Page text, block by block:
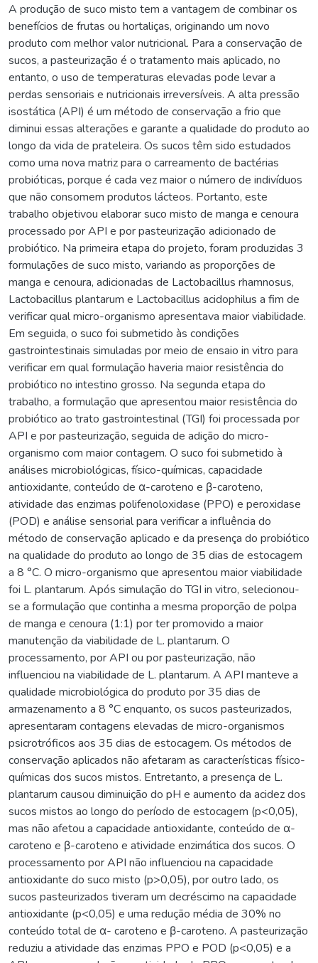
A produção de suco misto tem a vantagem de combinar os
benefícios de frutas ou hortaliças, originando um novo
produto com melhor valor nutricional. Para a conservação de
sucos, a pasteurização é o tratamento mais aplicado, no
entanto, o uso de temperaturas elevadas pode levar a
perdas sensoriais e nutricionais irreversíveis. A alta pressão
isostática (API) é um método de conservação a frio que
diminui essas alterações e garante a qualidade do produto ao
longo da vida de prateleira. Os sucos têm sido estudados
como uma nova matriz para o carreamento de bactérias
probióticas, porque é cada vez maior o número de indivíduos
que não consomem produtos lácteos. Portanto, este
trabalho objetivou elaborar suco misto de manga e cenoura
processado por API e por pasteurização adicionado de
probiótico. Na primeira etapa do projeto, foram produzidas 3
formulações de suco misto, variando as proporções de
manga e cenoura, adicionadas de Lactobacillus rhamnosus,
Lactobacillus plantarum e Lactobacillus acidophilus a fim de
verificar qual micro-organismo apresentava maior viabilidade.
Em seguida, o suco foi submetido às condições
gastrointestinais simuladas por meio de ensaio in vitro para
verificar em qual formulação haveria maior resistência do
probiótico no intestino grosso. Na segunda etapa do
trabalho, a formulação que apresentou maior resistência do
probiótico ao trato gastrointestinal (TGI) foi processada por
API e por pasteurização, seguida de adição do micro-
organismo com maior contagem. O suco foi submetido à
análises microbiológicas, físico-químicas, capacidade
antioxidante, conteúdo de α-caroteno e β-caroteno,
atividade das enzimas polifenoloxidase (PPO) e peroxidase
(POD) e análise sensorial para verificar a influência do
método de conservação aplicado e da presença do probiótico
na qualidade do produto ao longo de 35 dias de estocagem
a 8 °C. O micro-organismo que apresentou maior viabilidade
foi L. plantarum. Após simulação do TGI in vitro, selecionou-
se a formulação que continha a mesma proporção de polpa
de manga e cenoura (1:1) por ter promovido a maior
manutenção da viabilidade de L. plantarum. O
processamento, por API ou por pasteurização, não
influenciou na viabilidade de L. plantarum. A API manteve a
qualidade microbiológica do produto por 35 dias de
armazenamento a 8 °C enquanto, os sucos pasteurizados,
apresentaram contagens elevadas de micro-organismos
psicrotróficos aos 35 dias de estocagem. Os métodos de
conservação aplicados não afetaram as características físico-
químicas dos sucos mistos. Entretanto, a presença de L.
plantarum causou diminuição do pH e aumento da acidez dos
sucos mistos ao longo do período de estocagem (p<0,05),
mas não afetou a capacidade antioxidante, conteúdo de α-
caroteno e β-caroteno e atividade enzimática dos sucos. O
processamento por API não influenciou na capacidade
antioxidante do suco misto (p>0,05), por outro lado, os
sucos pasteurizados tiveram um decréscimo na capacidade
antioxidante (p<0,05) e uma redução média de 30% no
conteúdo total de α- caroteno e β-caroteno. A pasteurização
reduziu a atividade das enzimas PPO e POD (p<0,05) e a